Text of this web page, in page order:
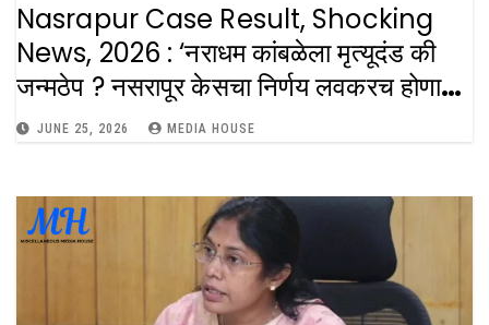
Nasrapur Case Result, Shocking
News, 2026 : ‘नराधम कांबळेला मृत्यूदंड की
जन्मठेप ? नसरापूर केसचा निर्णय लवकरच होणार..
नराधम कांबळेचा गुन्हा सिद्ध ! : Nasrapur
Verdict Accised Convicted In
Record Time
JUNE 25, 2026 MEDIA HOUSE